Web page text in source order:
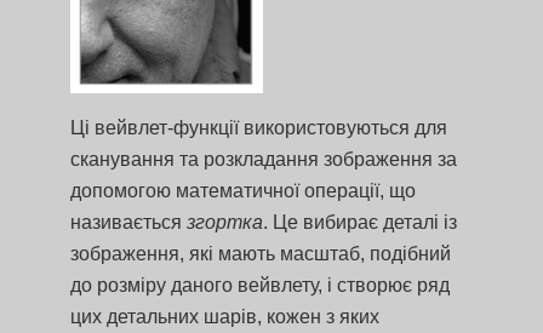
Ці вейвлет-функції використовуються для
сканування та розкладання зображення за
допомогою математичної операції, що
називаєтьсязгортка. Це вибирає деталі із
зображення, які мають масштаб, подібний
до розміру даного вейвлету, і створює ряд
цих детальних шарів, кожен з яких